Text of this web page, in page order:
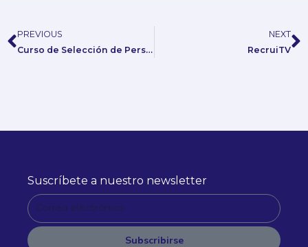
Prev
PREVIOUS
Curso de Selección de Personal IT – 100% Online
NEXT
RecruiTV
Suscríbete a nuestro newsletter
C
o
r
Subscribirse